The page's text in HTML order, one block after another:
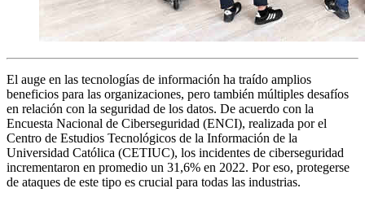
El auge en las tecnologías de información ha traído amplios
beneficios para las organizaciones, pero también múltiples desafíos
en relación con la seguridad de los datos. De acuerdo con la
Encuesta Nacional de Ciberseguridad (ENCI), realizada por el
Centro de Estudios Tecnológicos de la Información de la
Universidad Católica (CETIUC), los incidentes de ciberseguridad
incrementaron en promedio un 31,6% en 2022. Por eso, protegerse
de ataques de este tipo es crucial para todas las industrias.